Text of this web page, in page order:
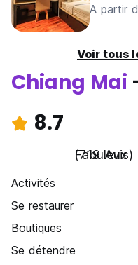
A partir
Voir tous
Chiang Mai
8.7
Fabuleux
(719 Avis)
Activités
Se restaurer
Boutiques
Se détendre